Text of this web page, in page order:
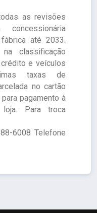
as revisões
até 2033.
na classificação
e veículos
taxas de
no cartão
pagamento à
Para troca
6008 Telefone